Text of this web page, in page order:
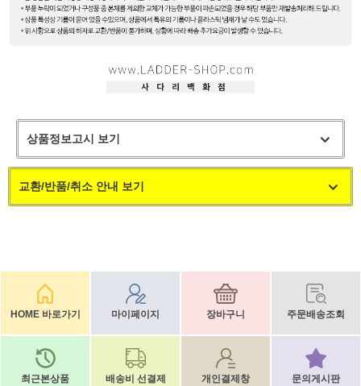
상품정보고시 보기
교환/반품/취소 안내 보기
HOME 바로가기 마이페이지 장바구니 주문배송조회
최근본상품 배송비 선결제 개인결제창 문의게시판